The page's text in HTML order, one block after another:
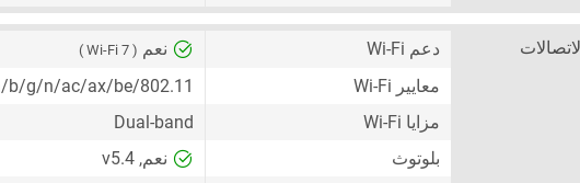
دعم Wi-Fi نعم ( Wi-Fi 7 )
معايير Wi-Fi
802.11/a/b/g/n/ac/ax/be
مزايا Wi-Fi
Dual-band
بلوتوث
نعم, v5.4